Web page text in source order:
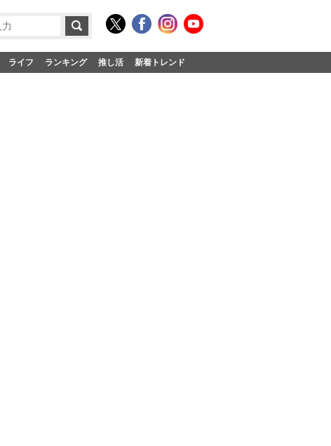
ライフ ランキング 推し活 新着トレンド